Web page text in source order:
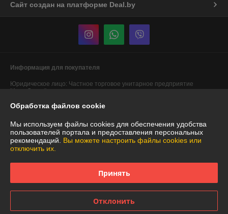
Сайт создан на платформе Deal.by
Информация для покупателя
Юридическое лицо: Частное торговое унитарное предприятие
"АннаДекор"
УНП: 290487319
Регистрационный орган: Брестский областной исполнительный
Дата регистрации компании: 29.12.2007
Местонахождение книги жалоб и предложений: Карьерная, 12 ТЦ
"ДОМ" № 115 "Мастер Потолков"
Обработка файлов cookie
Мы используем файлы cookies для обеспечения удобства
пользователей портала и предоставления персональных
рекомендаций. Вы можете настроить файлы cookies или
отключить их.
Принять
Отклонить